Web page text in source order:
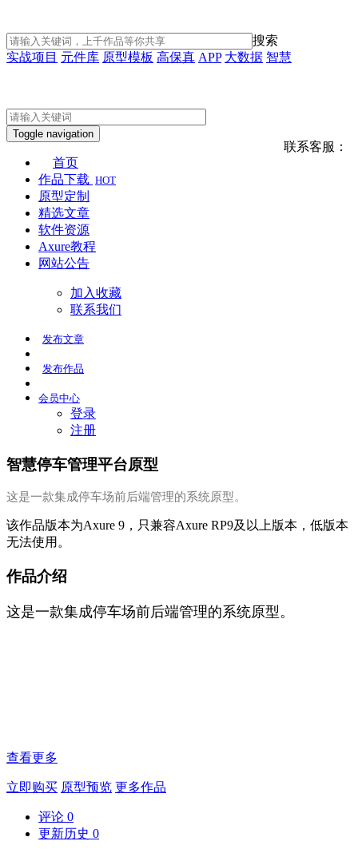
搜索
实战项目 元件库 原型模板 高保真 APP 大数据 智慧
联系客服：
Toggle navigation
首页
作品下载 HOT
原型定制
精选文章
软件资源
Axure教程
网站公告
加入收藏
联系我们
发布文章
发布作品
会员中心
登录
注册
智慧停车管理平台原型
这是一款集成停车场前后端管理的系统原型。
该作品版本为Axure 9，只兼容Axure RP9及以上版本，低版本
无法使用。
作品介绍
这是一款集成停车场前后端管理的系统原型。
查看更多
立即购买 原型预览 更多作品
评论 0
更新历史 0